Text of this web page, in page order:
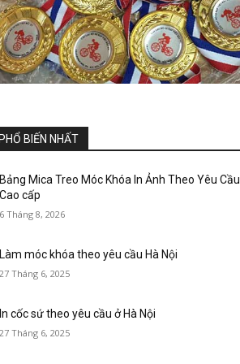
BIẾN NHẤT
Bảng Mica Treo Móc Khóa In Ảnh Theo Yêu Cầu
Cao cấp
6 Tháng 8, 2026
Làm móc khóa theo yêu cầu Hà Nội
27 Tháng 6, 2025
In cốc sứ theo yêu cầu ở Hà Nội
27 Tháng 6, 2025